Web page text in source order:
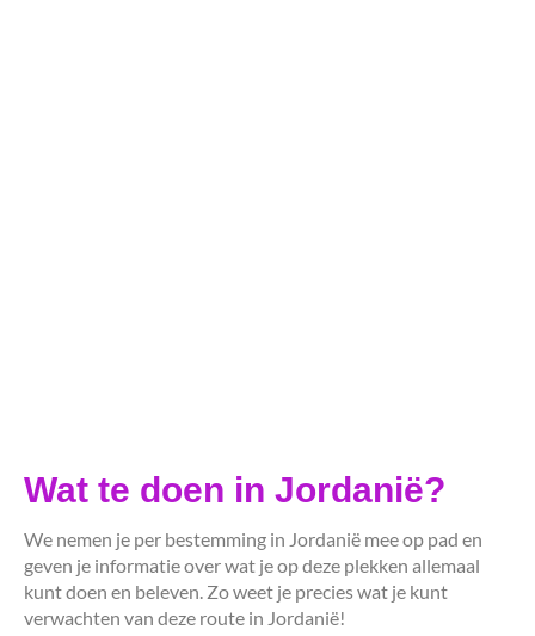
Wat te doen in Jordanië?
We nemen je per bestemming in Jordanië mee op pad en
geven je informatie over wat je op deze plekken allemaal
kunt doen en beleven. Zo weet je precies wat je kunt
verwachten van deze route in Jordanië!